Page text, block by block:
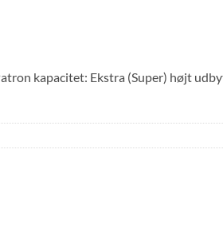
kapacitet: Ekstra (Super) højt